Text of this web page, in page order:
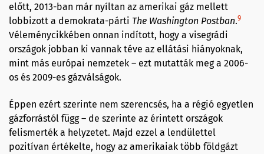
előtt, 2013-ban már nyíltan az amerikai gáz mellett
lobbizott a demokrata-párti The Washington Postban.9
Véleménycikkében onnan indított, hogy a visegrádi
országok jobban ki vannak téve az ellátási hiányoknak,
mint más európai nemzetek – ezt mutatták meg a 2006-
os és 2009-es gázválságok.
Éppen ezért szerinte nem szerencsés, ha a régió egyetlen
gázforrástól függ – de szerinte az érintett országok
felismerték a helyzetet. Majd ezzel a lendülettel
pozitívan értékelte, hogy az amerikaiak több földgázt